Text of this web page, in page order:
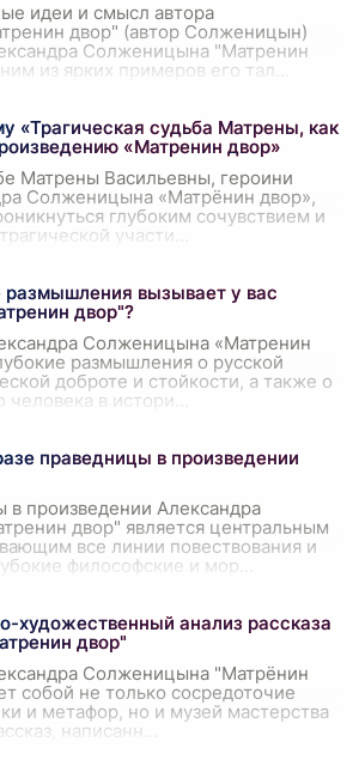
идеи и смысл автора
двор" (автор Солженицын)
Солженицына "Матренин
из ярких примеров его тал
«Трагическая судьба Матрены, как
«Матренин двор»
Матрены Васильевны, героини
Солженицына «Матрёнин двор»,
глубоким сочувствием и
участи
размышления вызывает у вас
двор"?
Солженицына «Матренин
размышления о русской
доброте и стойкости, а также о
человека в истори
праведницы в произведении
в произведении Александра
двор" является центральным
все линии повествования и
философские и мор
художественный анализ рассказа
двор"
Солженицына "Матрёнин
собой не только сосредоточие
и метафор, но и музей мастерства
написанн